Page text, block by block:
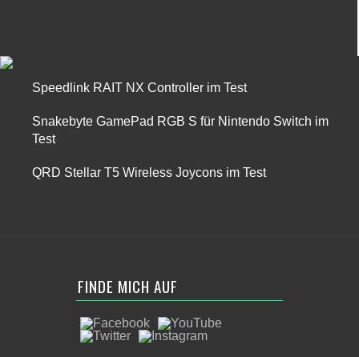
Speedlink RAIT NX Controller im Test
Snakebyte GamePad RGB S für Nintendo Switch im
Test
QRD Stellar T5 Wireless Joycons im Test
FINDE MICH AUF